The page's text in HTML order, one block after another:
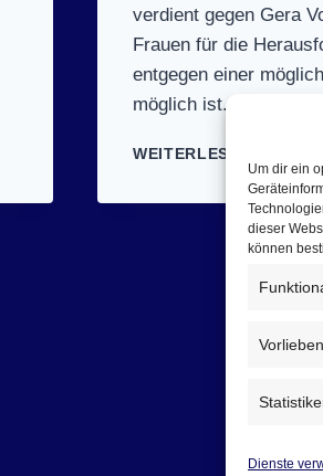
Um dir ein
dieser
können
Vorlieben
Dienste
verdient gegen Gera
Frauen für die
entgegen einer
möglich ist. So…
WEITERLESEN
7
SV
BLAU-
UMA –
5:20 (